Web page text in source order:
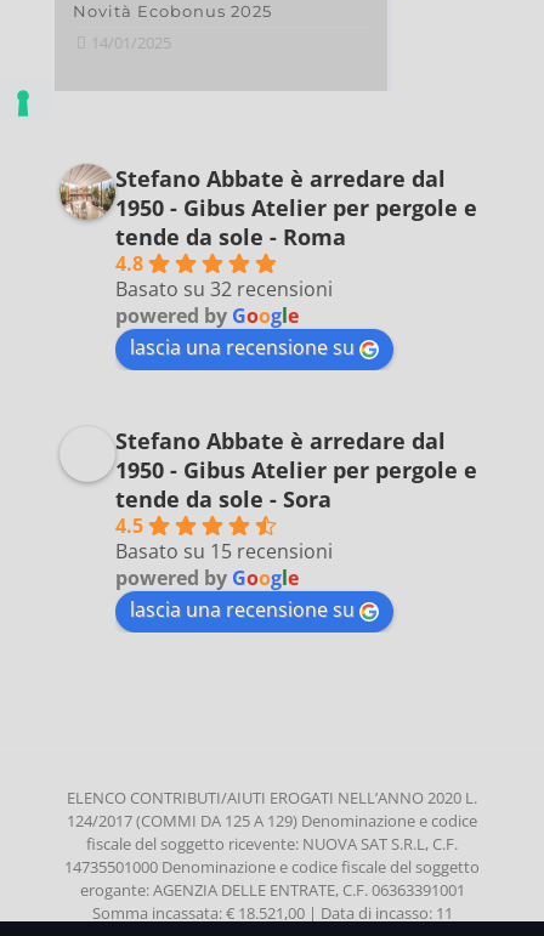
Novità Ecobonus 2025
14/01/2025
Stefano Abbate è arredare dal
1950 - Gibus Atelier per pergole e
tende da sole - Roma
4.8
Basato su 32 recensioni
powered by Google
lascia una recensione su
Stefano Abbate è arredare dal
1950 - Gibus Atelier per pergole e
tende da sole - Sora
4.5
Basato su 15 recensioni
powered by Google
lascia una recensione su
ELENCO CONTRIBUTI/AIUTI EROGATI NELL’ANNO 2020 L.
124/2017 (COMMI DA 125 A 129) Denominazione e codice
fiscale del soggetto ricevente: NUOVA SAT S.R.L, C.F.
14735501000 Denominazione e codice fiscale del soggetto
erogante: AGENZIA DELLE ENTRATE, C.F. 06363391001
Somma incassata: € 18.521,00 | Data di incasso: 11